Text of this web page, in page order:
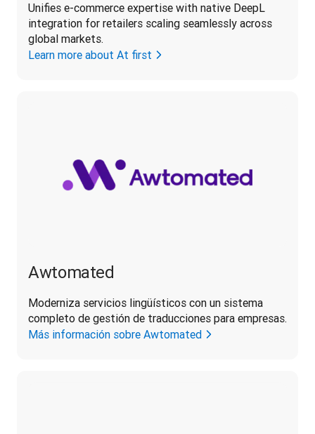
Unifies e-commerce expertise with native DeepL
integration for retailers scaling seamlessly across
global markets.
Learn more about At first
Awtomated
Moderniza servicios lingüísticos con un sistema
completo de gestión de traducciones para empresas.
Más información sobre Awtomated